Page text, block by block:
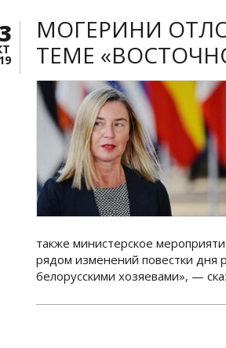
МОГЕРИНИ
ТЕМЕ
также министерское
рядом изменений повестки дня
белорусскими хозяевами», —